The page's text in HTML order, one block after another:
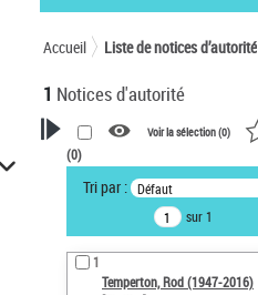
Accueil Liste de notices d’autorité
1 Notices d'autorité
VOTRE RECHERCHE
Recherche avancée dans les
notices d’autorité
Œuvres liées à l'auteur :
Temperton, Rod (1947-2016)
Voir la sélection (0)
(0)
Tri par : Défaut
sur 1
1
Temperton, Rod (1947-2016)